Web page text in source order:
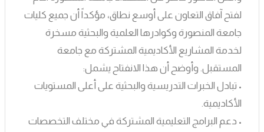
لفتح آفاق التعاون على أوسع نطاق، مؤكداً أن جميع كليات
جامعة المنصورة وكوادرها العلمية والبحثية مسخرة
لخدمة المشاريع الأكاديمية المشتركة مع جامعة
المستقبل. وأوضح أن هذا الانفتاح يشمل:
• تبادل الخبرات التدريسية والبحثية على أعلى المستويات
الأكاديمية.
• دعم البرامج التعليمية المشتركة في مختلف التخصصات